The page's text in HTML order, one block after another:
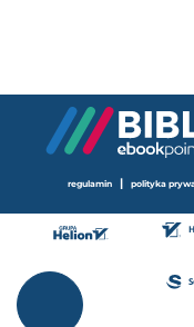
regulamin | polityka